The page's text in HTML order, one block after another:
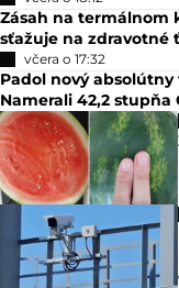
Zásah na termálnom
sťažuje na zdravotné
včera o 17:32
Padol nový
Namerali 42,2 stupňa